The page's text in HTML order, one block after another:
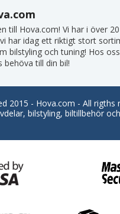
till Hova.com! Vi har i över
har idag ett riktigt stort
bilstyling och tuning! Hos
behöva till din bil!
2015 - Hova.com - All rigths
bilstyling, biltillbehör